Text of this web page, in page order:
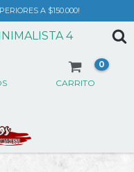
A $150.000!
4
CARRITO
0